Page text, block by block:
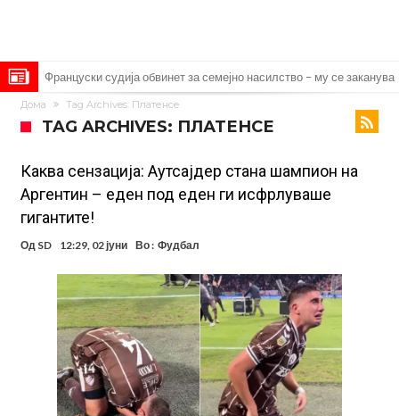
Француски судија обвинет за семејно насилство – му се заканува
18 месеци затвор
Ова никогаш не му се случило на Новак: Синер и Алкараз се
Реал Мадрид донесе одлука: Eндрик заминува во Премиер
лигата!
(ФОТО) Тажна вест од Аргентина: Голема загуба во семејството
на Меси
Мурињо воведува строга дисциплина во Реал Мадрид: Ова се
информации, добивала пари од УЕФА
Ромеро се согласи на условите со Атлетико
Арсенал со 138 милиони евра тргнува по ѕвездата на Серија А?
Мурињо воведува строга дисциплина во Реал Мадрид: Ова се
трите нови правила
Дома Tag Archives: Платенсе
TAG ARCHIVES: ПЛАТЕНСЕ
Каква сензација: Аутсајдер стана шампион на
Аргентин – еден под еден ги исфрлуваше
гигантите!
Од SD 12:29, 02 јуни Во : Фудбал